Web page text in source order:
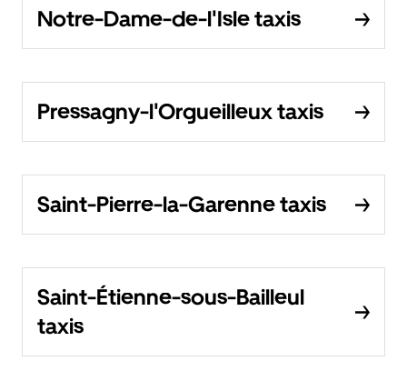
Notre-Dame-de-l'Isle taxis
Pressagny-l'Orgueilleux taxis
Saint-Pierre-la-Garenne taxis
Saint-Étienne-sous-Bailleul
taxis